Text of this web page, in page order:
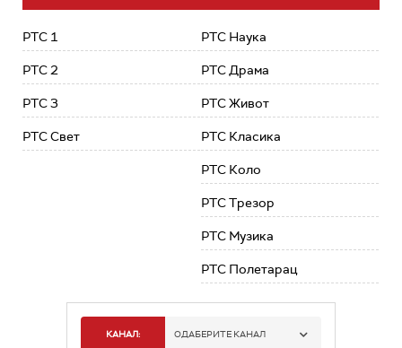
РТС 1
РТС 2
РТС 3
РТС Свет
РТС Наука
РТС Драма
РТС Живот
РТС Класика
РТС Коло
РТС Трезор
РТС Музика
РТС Полетарац
КАНАЛ: ОДАБЕРИТЕ КАНАЛ